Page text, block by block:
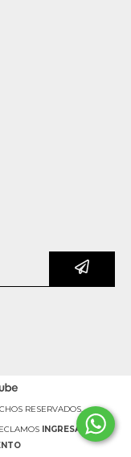
RESERVADOS.
INGRESA AQUÍ.